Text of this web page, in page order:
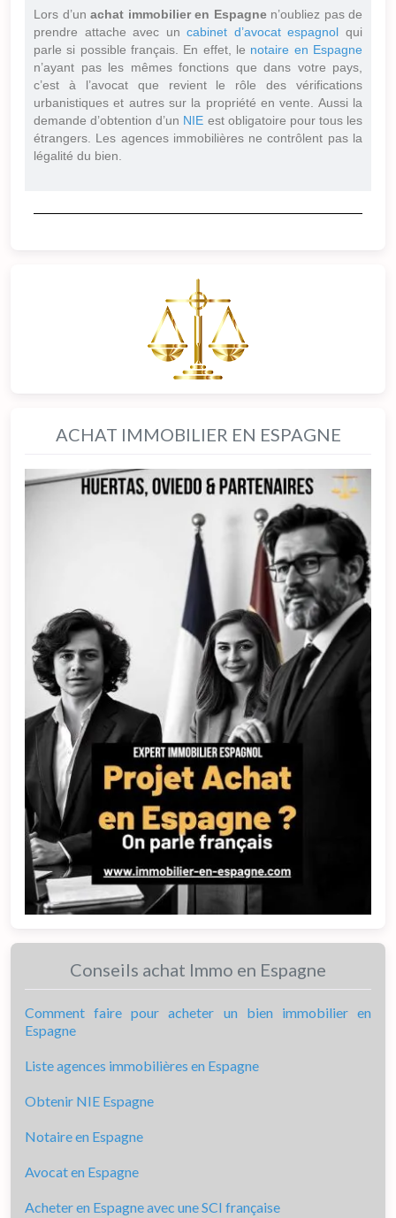
Lors d’un achat immobilier en Espagnen’oubliez pas de
prendre attache avec uncabinet d’avocat espagnol qui
parle si possible français. En effet, le notaire en Espagne
n’ayant pas les mêmes fonctions que dans votre pays,
c’est à l’avocat que revient le rôle des vérifications
urbanistiques et autres sur la propriété en vente. Aussi la
demande d’obtention d’un NIE est obligatoire pour tous les
étrangers. Les agences immobilières ne contrôlent pas la
légalité du bien.
ACHAT IMMOBILIER EN ESPAGNE
Conseils achat Immo en Espagne
Comment faire pour acheter un bien immobilier en
Espagne
Liste agences immobilières en Espagne
Obtenir NIE Espagne
Notaire en Espagne
Avocat en Espagne
Acheter en Espagne avec une SCI française